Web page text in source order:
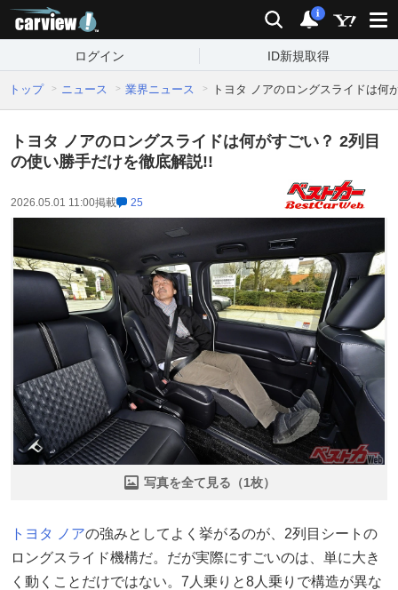
検索 通知
i
ログイン ID新規取得
トップ ニュース 業界ニュース トヨタ ノアのロングスライドは何
トヨタ ノアのロングスライドは何がすごい？ 2列目
の使い勝手だけを徹底解説!!
2026.05.01 11:00掲載 25
写真を全て見る（1枚）
トヨタ ノアの強みとしてよく挙がるのが、2列目シートの
ロングスライド機構だ。だが実際にすごいのは、単に大き
く動くことだけではない。7人乗りと8人乗りで構造が異な